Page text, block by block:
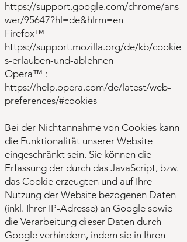
https://support.google.com/chrome/ans
wer/95647?hl=de&hlrm=en
Firefox™
https://support.mozilla.org/de/kb/cookie
s-erlauben-und-ablehnen
Opera™ :
https://help.opera.com/de/latest/web-
preferences/#cookies
Bei der Nichtannahme von Cookies kann
die Funktionalität unserer Website
eingeschränkt sein. Sie können die
Erfassung der durch das JavaScript, bzw.
das Cookie erzeugten und auf Ihre
Nutzung der Website bezogenen Daten
(inkl. Ihrer IP-Adresse) an Google sowie
die Verarbeitung dieser Daten durch
Google verhindern, indem sie in Ihren